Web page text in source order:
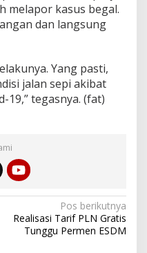
melapor kasus begal.
dan langsung
Yang pasti,
jalan sepi akibat
19,” tegasnya. (fat)
Pos berikutnya
Realisasi Tarif PLN Gratis
Tunggu Permen ESDM